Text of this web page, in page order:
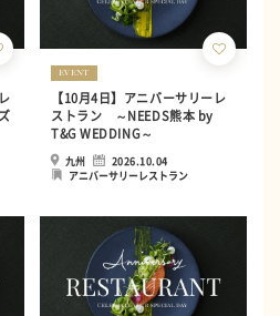
EVENT
【10月4日】アニバーサリーレ
ストラン ～NEEDS熊本 by
T&G WEDDING～
九州
2026.10.04
アニバーサリーレストラン